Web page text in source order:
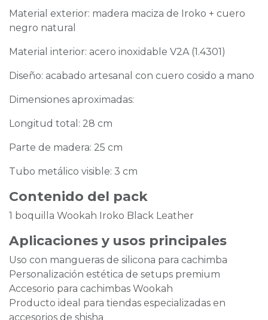
Material exterior: madera maciza de Iroko + cuero
negro natural
Material interior: acero inoxidable V2A (1.4301)
Diseño: acabado artesanal con cuero cosido a mano
Dimensiones aproximadas:
Longitud total: 28 cm
Parte de madera: 25 cm
Tubo metálico visible: 3 cm
Contenido del pack
1 boquilla Wookah Iroko Black Leather
Aplicaciones y usos principales
Uso con mangueras de silicona para cachimba
Personalización estética de setups premium
Accesorio para cachimbas Wookah
Producto ideal para tiendas especializadas en
accesorios de shisha